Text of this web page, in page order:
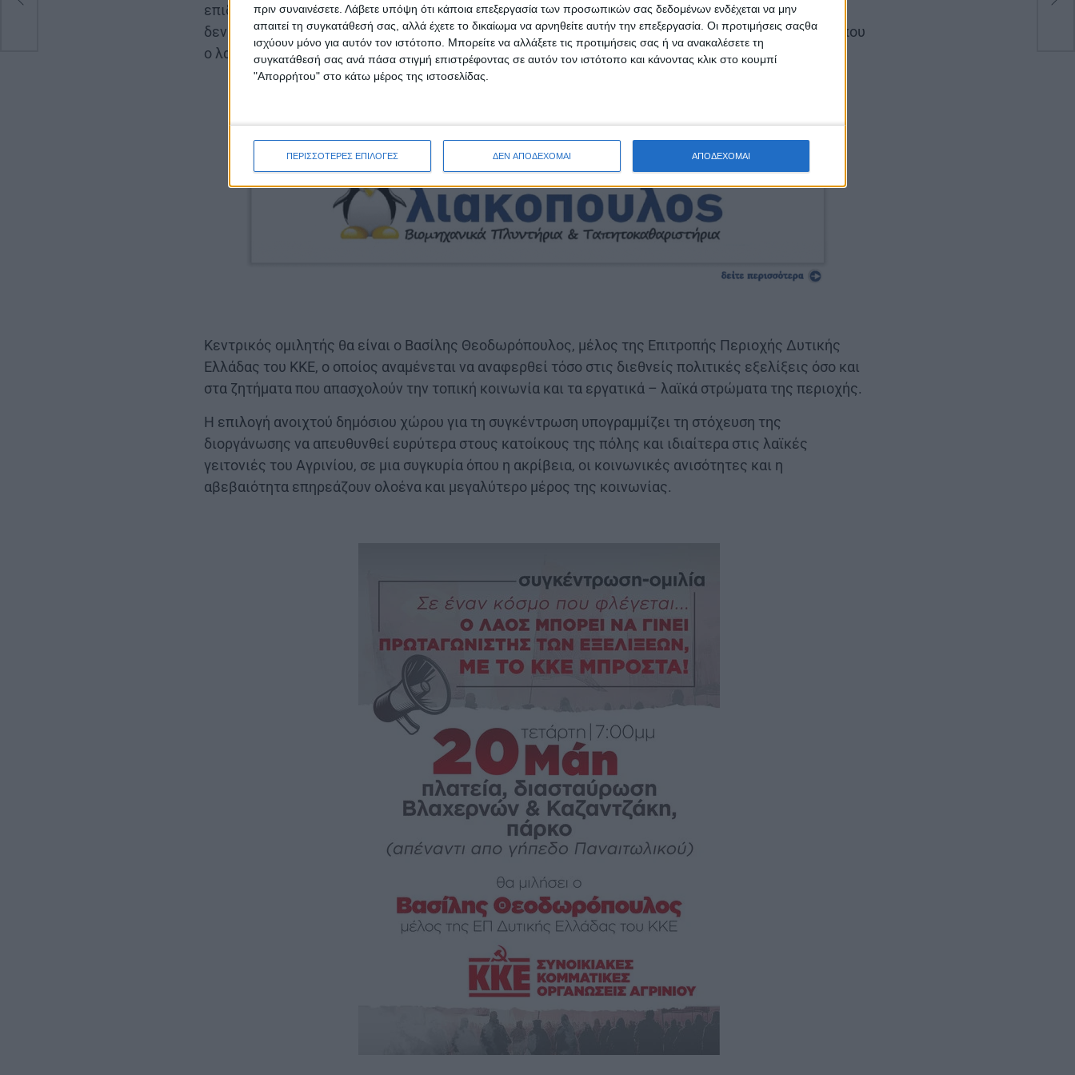
πριν συναινέσετε. Λάβετε υπόψη ότι κάποια επεξεργασία των προσωπικών σας δεδομένων ενδέχεται να μην
απαιτεί τη συγκατάθεσή σας, αλλά έχετε το δικαίωμα να αρνηθείτε αυτήν την επεξεργασία. Οι προτιμήσεις σαςθα
ισχύουν μόνο για αυτόν τον ιστότοπο. Μπορείτε να αλλάξετε τις προτιμήσεις σας ή να ανακαλέσετε τη
συγκατάθεσή σας ανά πάσα στιγμή επιστρέφοντας σε αυτόν τον ιστότοπο και κάνοντας κλικ στο κουμπί
"Απορρήτου" στο κάτω μέρος της ιστοσελίδας.
ΠΕΡΙΣΣΟΤΕΡΕΣ ΕΠΙΛΟΓΕΣ ΔΕΝ ΑΠΟΔΕΧΟΜΑΙ ΑΠΟΔΕΧΟΜΑΙ
επιδιώκει μέσα από την εκδήλωση να αναδείξει τη θέση ότι οι κοινωνικές και πολιτικές εξελίξεις
δεν αποτελούν μια ουδέτερη ή αναπόφευκτη διαδικασία, αλλά πεδίο σύγκρουσης συμφερόντων, όπου
ο λαϊκός παράγοντας μπορεί να διαδραματίσει καθοριστικό ρόλο.
Κεντρικός ομιλητής θα είναι ο Βασίλης Θεοδωρόπουλος, μέλος της Επιτροπής Περιοχής Δυτικής
Ελλάδας του ΚΚΕ, ο οποίος αναμένεται να αναφερθεί τόσο στις διεθνείς πολιτικές εξελίξεις όσο και
στα ζητήματα που απασχολούν την τοπική κοινωνία και τα εργατικά – λαϊκά στρώματα της περιοχής.
Η επιλογή ανοιχτού δημόσιου χώρου για τη συγκέντρωση υπογραμμίζει τη στόχευση της
διοργάνωσης να απευθυνθεί ευρύτερα στους κατοίκους της πόλης και ιδιαίτερα στις λαϊκές
γειτονιές του Αγρινίου, σε μια συγκυρία όπου η ακρίβεια, οι κοινωνικές ανισότητες και η
αβεβαιότητα επηρεάζουν ολοένα και μεγαλύτερο μέρος της κοινωνίας.